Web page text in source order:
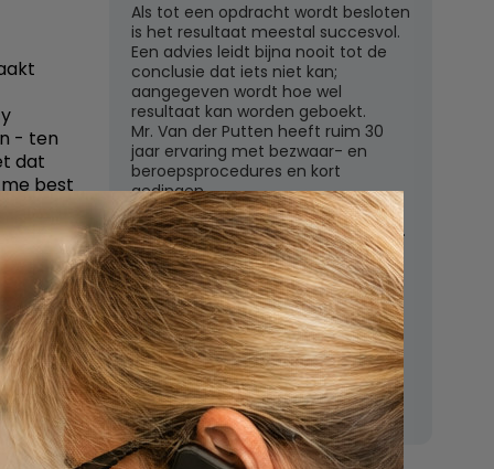
- ten
dat
best
om
Als tot een opdracht wordt besloten
is het resultaat meestal succesvol.
Een advies leidt bijna nooit tot de
conclusie dat iets niet kan;
aangegeven wordt hoe wel
resultaat kan worden geboekt.
Mr. Van der Putten heeft ruim 30
jaar ervaring met bezwaar- en
beroepsprocedures en kort
gedingen.
Juridisch adviesbureau mr. W.G.H.M.
van der Putten c.s.
Zutphensestraatweg 7
6881 WN Velp (Gld)
E-mail:
mr.vanderputten@gmail.com